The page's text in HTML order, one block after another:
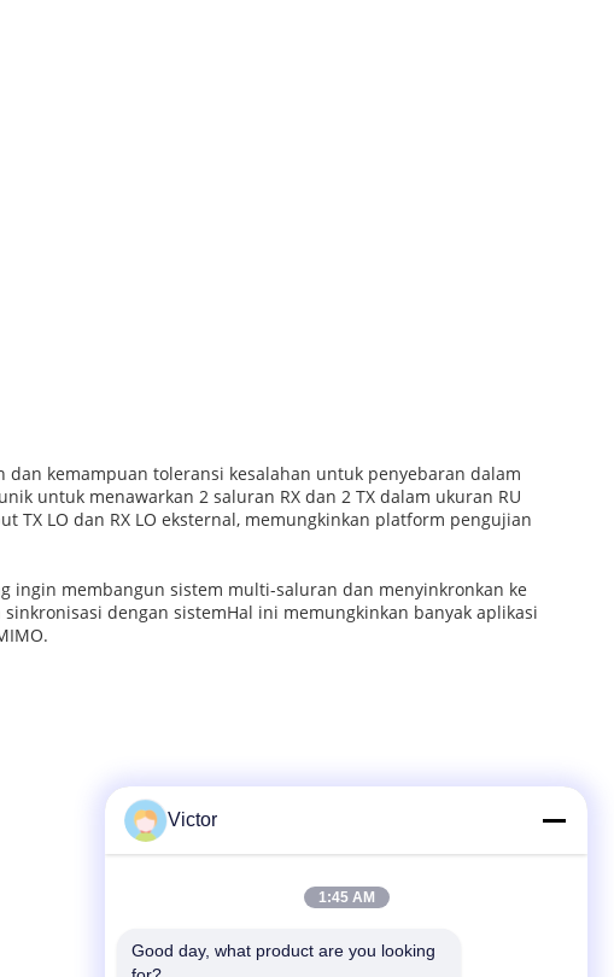
kemampuan toleransi kesalahan untuk penyebaran dalam
untuk menawarkan 2 saluran RX dan 2 TX dalam ukuran RU
LO dan RX LO eksternal, memungkinkan platform pengujian
ingin membangun sistem multi-saluran dan menyinkronkan ke
dengan sistemHal ini memungkinkan banyak aplikasi
86--18062514745
Victor
1:45 AM
Good day, what product are you looking